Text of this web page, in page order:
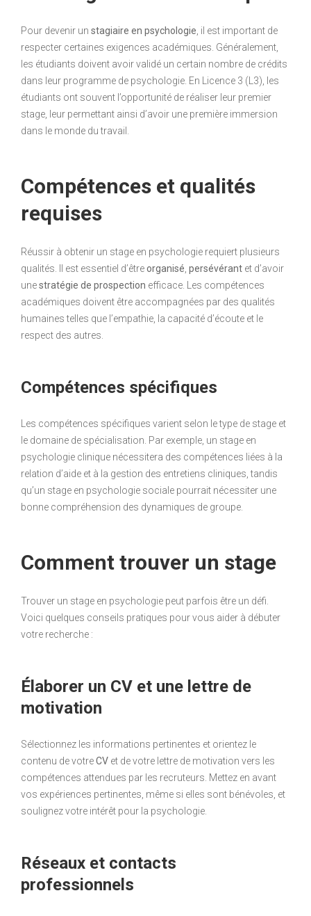
Pour devenir un stagiaire en psychologie , il est important de
respecter certaines exigences académiques. Généralement,
les étudiants doivent avoir validé un certain nombre de crédits
dans leur programme de psychologie. En Licence 3 (L3), les
étudiants ont souvent l’opportunité de réaliser leur premier
stage, leur permettant ainsi d’avoir une première immersion
dans le monde du travail.
Compétences et qualités
requises
Réussir à obtenir un stage en psychologie requiert plusieurs
qualités. Il est essentiel d’êtreorganisé persévérant et d’avoir
unestratégie de prospection efficace. Les compétences
académiques doivent être accompagnées par des qualités
humaines telles que l’empathie, la capacité d’écoute et le
respect des autres.
Compétences spécifiques
Les compétences spécifiques varient selon le type de stage et
le domaine de spécialisation. Par exemple, un stage en
psychologie clinique nécessitera des compétences liées à la
relation d’aide et à la gestion des entretiens cliniques, tandis
qu’un stage en psychologie sociale pourrait nécessiter une
bonne compréhension des dynamiques de groupe.
Comment trouver un stage
Trouver un stage en psychologie peut parfois être un défi.
Voici quelques conseils pratiques pour vous aider à débuter
votre recherche :
Élaborer un CV et une lettre de
motivation
Sélectionnez les informations pertinentes et orientez le
contenu de votreCV et de votre lettre de motivation vers les
compétences attendues par les recruteurs. Mettez en avant
vos expériences pertinentes, même si elles sont bénévoles, et
soulignez votre intérêt pour la psychologie.
Réseaux et contacts
professionnels